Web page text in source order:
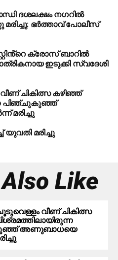
ദശലക്ഷം നഗറിൽ
മരിച്ചു: ഭർത്താവ് പോലീസ്
ക്രോസ് ബാറില്‍
ഇടുക്കി സ്വദേശി
ചികിത്സ കഴിഞ്ഞ്
പിഞ്ചുകുഞ്ഞ്
മരിച്ചു
മരിച്ചു
Like
വീണ് ചികിത്സ
അണുബാധയെ